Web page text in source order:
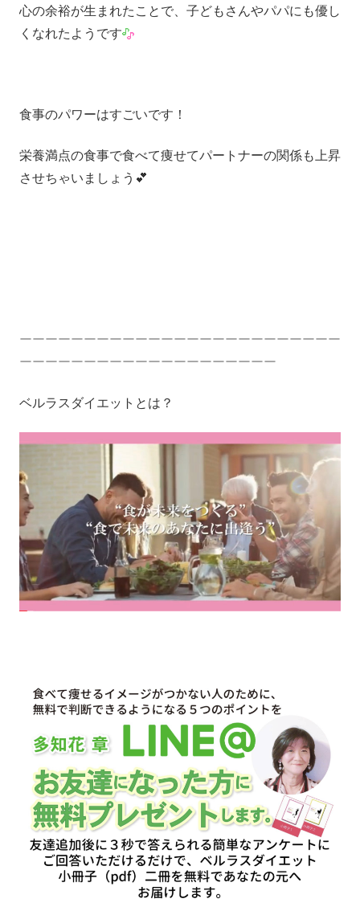
心の余裕が生まれたことで、子どもさんやパパにも優し
くなれたようです
食事のパワーはすごいです！
栄養満点の食事で食べて痩せてパートナーの関係も上昇
させちゃいましょう💕
ーーーーーーーーーーーーーーーーーーーーーーーーー
ーーーーーーーーーーーーーーーーーーーー
ベルラスダイエットとは？